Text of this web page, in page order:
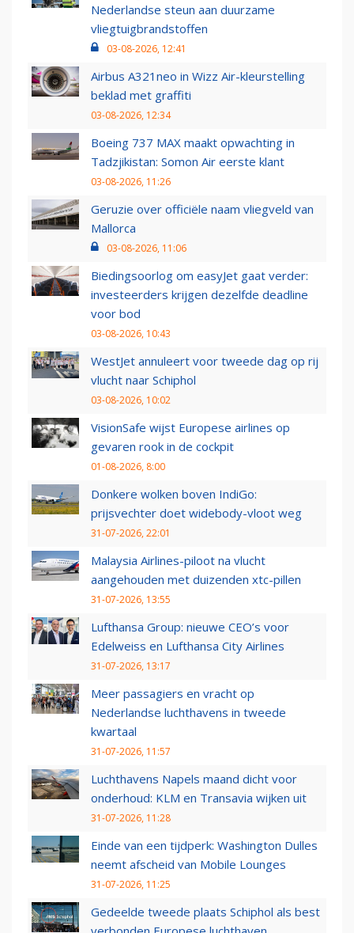
Nederlandse steun aan duurzame
vliegtuigbrandstoffen
03-08-2026, 12:41
Airbus A321neo in Wizz Air-kleurstelling
beklad met graffiti
03-08-2026, 12:34
Boeing 737 MAX maakt opwachting in
Tadzjikistan: Somon Air eerste klant
03-08-2026, 11:26
Geruzie over officiële naam vliegveld van
Mallorca
03-08-2026, 11:06
Biedingsoorlog om easyJet gaat verder:
investeerders krijgen dezelfde deadline
voor bod
03-08-2026, 10:43
WestJet annuleert voor tweede dag op rij
vlucht naar Schiphol
03-08-2026, 10:02
VisionSafe wijst Europese airlines op
gevaren rook in de cockpit
01-08-2026, 8:00
Donkere wolken boven IndiGo:
prijsvechter doet widebody-vloot weg
31-07-2026, 22:01
Malaysia Airlines-piloot na vlucht
aangehouden met duizenden xtc-pillen
31-07-2026, 13:55
Lufthansa Group: nieuwe CEO’s voor
Edelweiss en Lufthansa City Airlines
31-07-2026, 13:17
Meer passagiers en vracht op
Nederlandse luchthavens in tweede
kwartaal
31-07-2026, 11:57
Luchthavens Napels maand dicht voor
onderhoud: KLM en Transavia wijken uit
31-07-2026, 11:28
Einde van een tijdperk: Washington Dulles
neemt afscheid van Mobile Lounges
31-07-2026, 11:25
Gedeelde tweede plaats Schiphol als best